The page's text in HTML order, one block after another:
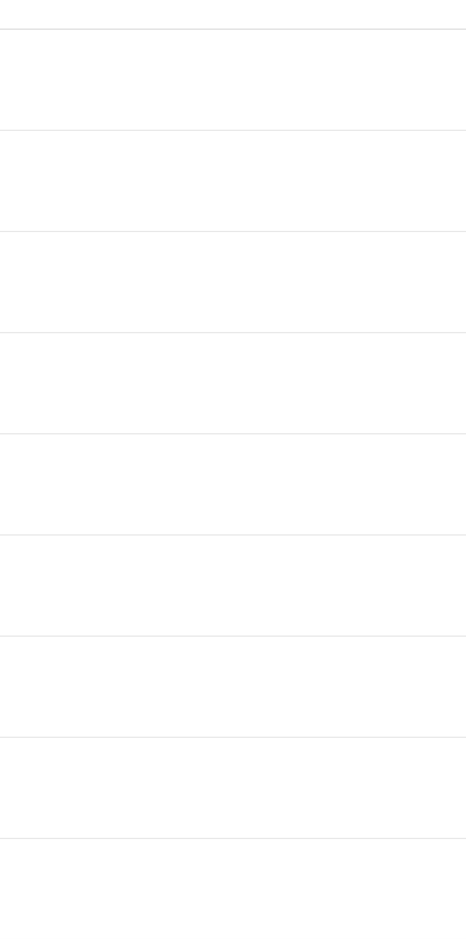
AMD Mobility Radeon HD 2000/HD 3000/HD 4000/HD 5000系列移动显卡催化剂驱动